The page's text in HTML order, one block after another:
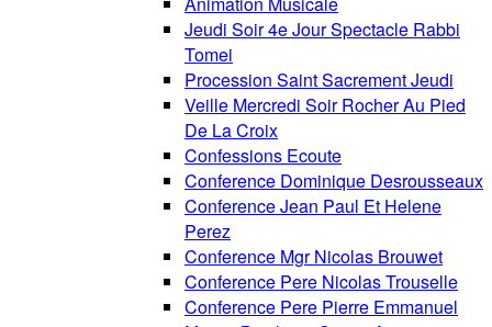
Jeudi Soir 4e Jour Spectacle Rabbi
Tomei
Procession Saint Sacrement Jeudi
Veille Mercredi Soir Rocher Au Pied
De La Croix
Confessions Ecoute
Conference Dominique Desrousseaux
Conference Jean Paul Et Helene
Perez
Conference Mgr Nicolas Brouwet
Conference Pere Nicolas Trouselle
Conference Pere Pierre Emmanuel